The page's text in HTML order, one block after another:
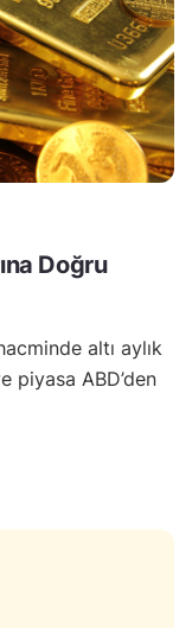
Doğru
altı aylık
piyasa ABD’den